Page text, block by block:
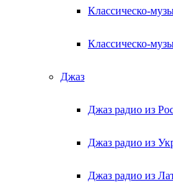
Классическо-
Классическо-
Джаз
Джаз радио из
Джаз радио из
Джаз радио из